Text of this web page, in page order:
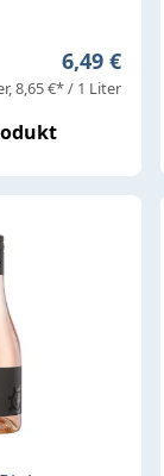
Regulärer
6,49 €
8,65 €* / 1 Liter